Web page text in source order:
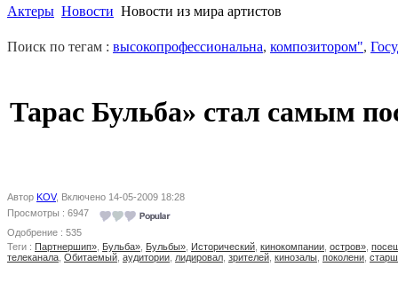
Актеры Новости Новости из мира артистов
Поиск по тегам : высокопрофессиональна, композитором",
Тарас Бульба» стал самым
Автор KOV, Включено 14-05-2009 18:28
Просмотры : 6947
Одобрение : 535
Теги : Партнершип» Бульба» Бульбы» Исторический кинокомпании остров»
телеканала Обитаемый аудитории лидировал зрителей кинозалы поколени